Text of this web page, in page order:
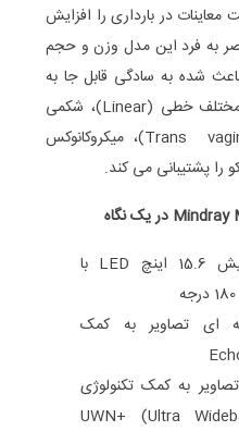
معاینات در بارداری را افزایش
به فرد این مدل وزن و حجم
شده به سادگی قابل جا به
جایی است. MX7 پروب های مختلف خطی (Linear)، شکمی
(Convex) ، داخل رحمی (Trans vaginal)، میکروکانوکس
Mindray در یک نگاه
دارای صفحه نمایش 15.6 اینچ LED با
5 مرحله ای تصاویر به کمک
به کمک تکنولوژی
UWN+ (Ultra